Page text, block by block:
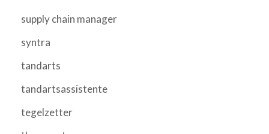
supply chain manager
syntra
tandarts
tandartsassistente
tegelzetter